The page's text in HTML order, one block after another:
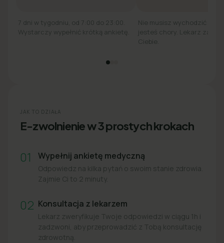
7 dni w tygodniu, od 7:00 do 23:00.
Wystarczy wypełnić krótką ankietę.
Nie musisz wychodzić z
jesteś chory. Lekarz
Ciebie.
JAK TO DZIAŁA
E-zwolnienie w 3 prostych krokach
01 Wypełnij ankietę medyczną
Odpowiedz na kilka pytań o swoim stanie zdrowia.
Zajmie Ci to 2 minuty.
02 Konsultacja z lekarzem
Lekarz zweryfikuje Twoje odpowiedzi w ciągu 1h i
zadzwoni, aby przeprowadzić z Tobą konsultację
zdrowotną.